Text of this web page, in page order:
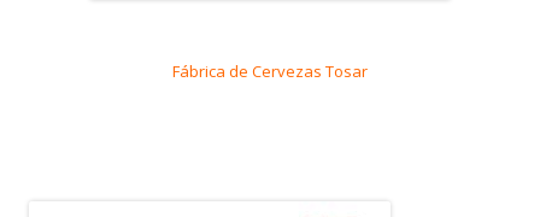
Fábrica de Cervezas Tosar